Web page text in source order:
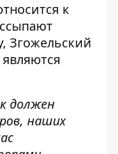
к
Згожельский
должен
наших